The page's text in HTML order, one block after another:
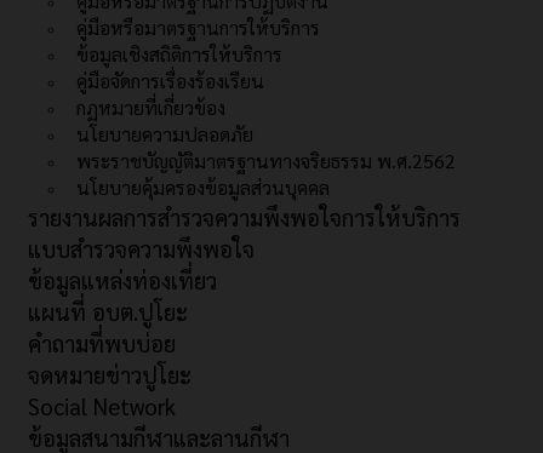
คู่มือหรือมาตรฐานการให้บริการ
ข้อมูลเชิงสถิติการให้บริการ
คู่มือจัดการเรื่องร้องเรียน
กฏหมายที่เกี่ยวข้อง
นโยบายความปลอดภัย
พระราชบัญญัติมาตรฐานทางจริยธรรม พ.ศ.2562
นโยบายคุ้มครองข้อมูลส่วนบุคคล
รายงานผลการสำรวจความพึงพอใจการให้บริการ
แบบสำรวจความพึงพอใจ
ข้อมูลแหล่งท่องเที่ยว
แผนที่ อบต.ปูโยะ
คำถามที่พบบ่อย
จดหมายข่าวปูโยะ
Social Network
ข้อมูลสนามกีฬาและลานกีฬา